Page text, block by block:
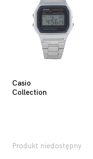
Casio
Collection
Produkt niedostępny